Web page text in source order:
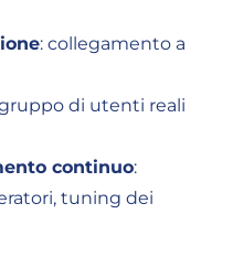
: collegamento a
di utenti reali
continuo:
tuning dei